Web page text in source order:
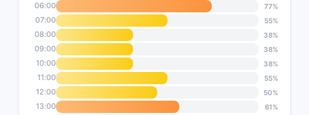
06:00 77%
07:00 55%
08:00 38%
09:00 38%
10:00 38%
11:00 55%
12:00 50%
13:00 61%